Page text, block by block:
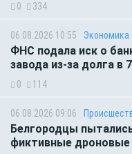
0 334
06.08.2026 10:55 Экономика
ФНС подала иск о
завода из-за долга в
0 114
06.08.2026 09:06
Белгородцы
фиктивные